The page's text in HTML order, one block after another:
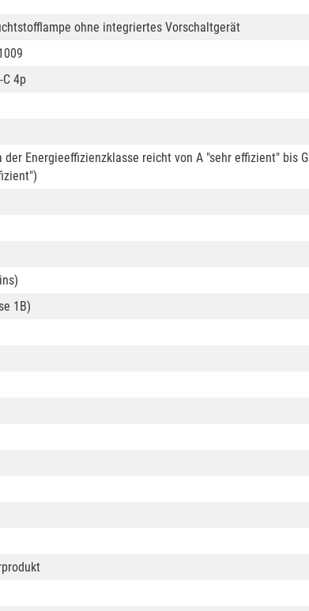
ohne integriertes Vorschaltgerät
C 4p
der Energieeffizienzklasse reicht von A "sehr effizient" bis G
1B)